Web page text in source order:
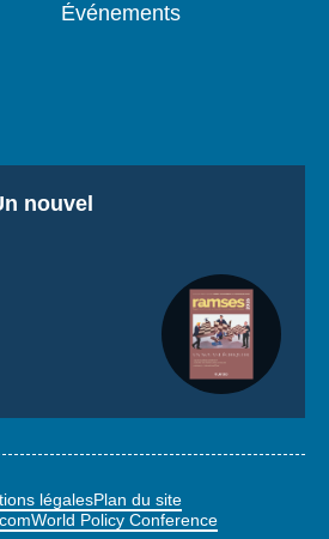
Événements
nouvel
légalesPlan du site
World Policy Conference